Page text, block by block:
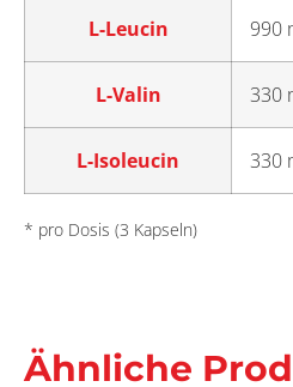
L-Leucin 990
L-Valin 330
L-Isoleucin 330
* pro Dosis (3 Kapseln)
Ähnliche